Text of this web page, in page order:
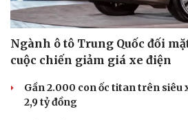
Ngành ô tô Trung Quốc đối
cuộc chiến giảm giá xe điện
Gần 2.000 con ốc titan trên siêu
2,9 tỷ đồng